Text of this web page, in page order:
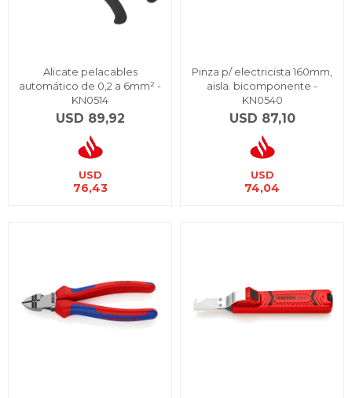
Alicate pelacables
automático de 0,2 a 6mm² -
KN0514
USD 89,92
USD
76,43
Pinza p/ electricista 160mm,
aisla. bicomponente -
KN0540
USD 87,10
USD
74,04